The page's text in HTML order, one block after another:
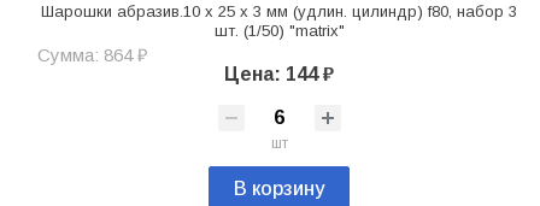
Шарошки абразив.10 x 25 x 3 мм (удлин. цилиндр) f80, набор 3
шт. (1/50) "matrix"
Сумма: 864 ₽
Цена: 144 ₽
шт
В корзину